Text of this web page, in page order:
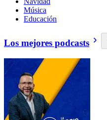
Música
Educación
Los mejores podcasts